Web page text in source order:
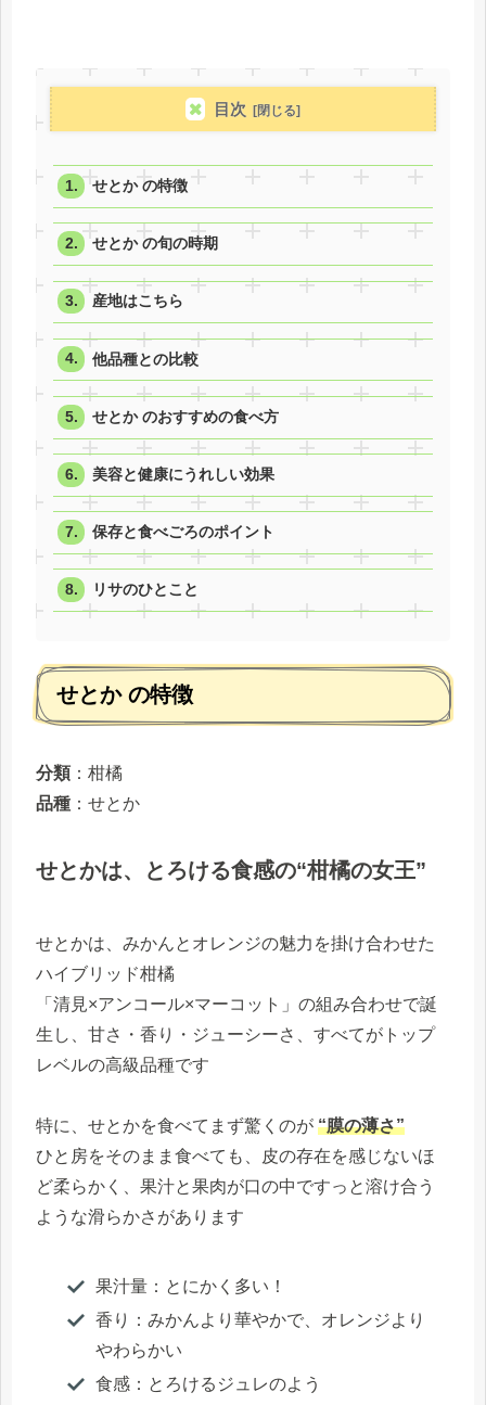
目次
せとか の特徴
せとか の旬の時期
産地はこちら
他品種との比較
せとか のおすすめの食べ方
美容と健康にうれしい効果
保存と食べごろのポイント
リサのひとこと
せとか の特徴
分類 ：柑橘
品種 ：せとか
せとかは、とろける食感の“柑橘の女王”
せとかは、みかんとオレンジの魅力を掛け合わせた
ハイブリッド柑橘
「清見×アンコール×マーコット」の組み合わせで誕
生し、甘さ・香り・ジューシーさ、すべてがトップ
レベルの高級品種です
特に、せとかを食べてまず驚くのが “膜の薄さ”
ひと房をそのまま食べても、皮の存在を感じないほ
ど柔らかく、果汁と果肉が口の中ですっと溶け合う
ような滑らかさがあります
果汁量：とにかく多い！
香り：みかんより華やかで、オレンジより
やわらかい
食感：とろけるジュレのよう